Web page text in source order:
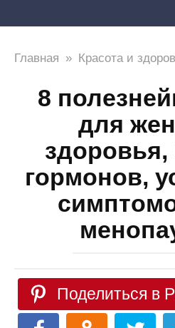
Главная » Красота и
8
для
здоровья,
гормонов,
Поделиться в